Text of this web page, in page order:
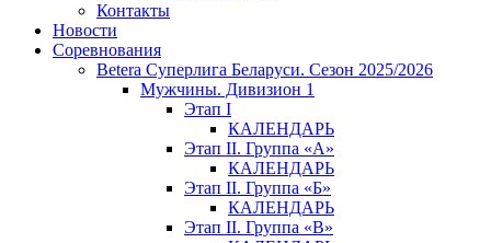
Контакты
Новости
Соревнования
Betera Суперлига Беларуси. Сезон 2025/2026
Мужчины. Дивизион 1
Этап I
КАЛЕНДАРЬ
Этап II. Группа «А»
КАЛЕНДАРЬ
Этап II. Группа «Б»
КАЛЕНДАРЬ
Этап II. Группа «В»